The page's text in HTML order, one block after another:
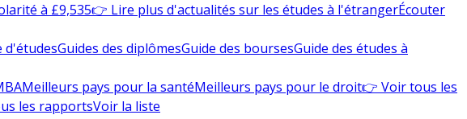
à £9,535👉 Lire plus d'actualités sur les études à l'étrangerÉcouter
d'étudesGuides des diplômesGuide des boursesGuide des études à
Meilleurs pays pour la santéMeilleurs pays pour le droit👉 Voir tous les
les rapportsVoir la liste